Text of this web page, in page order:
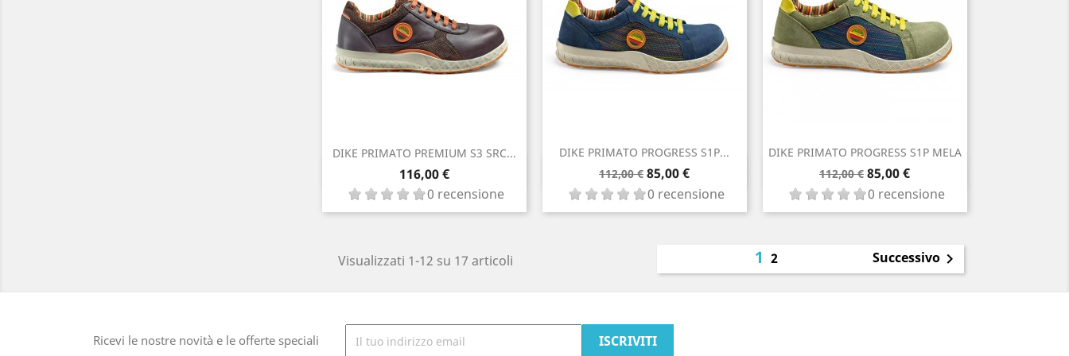
DIKE PRIMATO PREMIUM S3 SRC...
Prezzo
116,00 €
0 recensione
Anteprima
DIKE PRIMATO PROGRESS S1P...
Prezzo
base
112,00 € Prezzo
85,00 €
0 recensione
Anteprima
DIKE PRIMATO PROGRESS S1P MELA
Prezzo
base
112,00 € Prezzo
85,00 €
0 recensione
Anteprima
Visualizzati 1-12 su 17 articoli 1 2 Successivo
Ricevi le nostre novità e le offerte speciali